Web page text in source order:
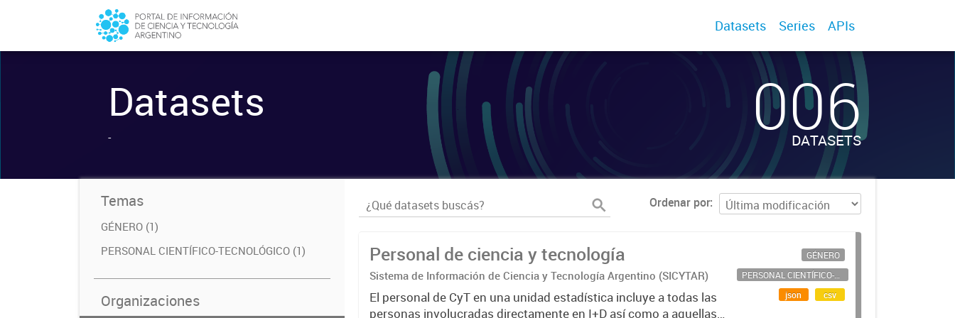
Datasets Series APIs
Datasets
- 006
DATASETS
Temas
GÉNERO (1)
PERSONAL CIENTÍFICO-TECNOLÓGICO (1)
Organizaciones
Ordenar por
Personal de ciencia y tecnología
Sistema de Información de Ciencia y Tecnología Argentino (SICYTAR)
El personal de CyT en una unidad estadística incluye a todas las
personas involucradas directamente en I+D así como a aquellas
GÉNERO
PERSONAL CIENTÍFICO-TECNOLÓGICO
json
csv